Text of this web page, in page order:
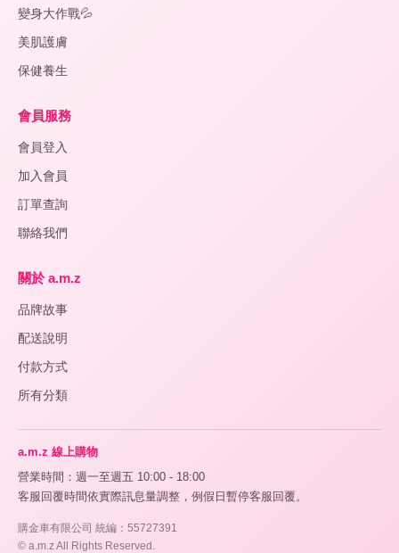
變身大作戰💦
美肌護膚
保健養生
會員服務
會員登入
加入會員
訂單查詢
聯絡我們
關於 a.m.z
品牌故事
配送說明
付款方式
所有分類
a.m.z 線上購物
營業時間：週一至週五 10:00 - 18:00
客服回覆時間依實際訊息量調整，例假日暫停客服回覆。
購金車有限公司 統編：55727391
© a.m.z All Rights Reserved.